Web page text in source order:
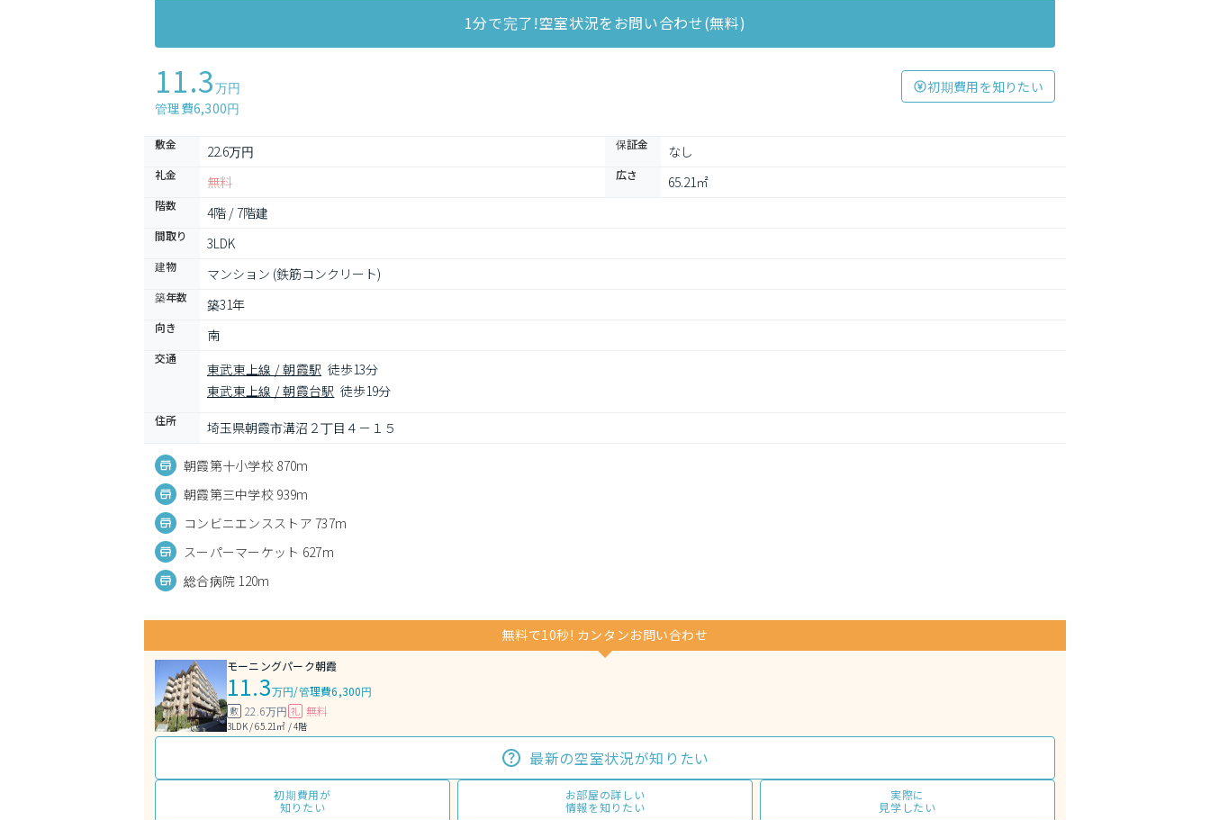
1分で完了!空室状況をお問い合わせ(無料)
11.3万円
管理費6,300円
初期費用を知りたい
敷金 22.6万円 保証金 なし
礼金 無料 広さ 65.21㎡
階数 4階 / 7階建
間取り 3LDK
建物 マンション (鉄筋コンクリート)
築年数 築31年
向き 南
交通
東武東上線 / 朝霞駅 徒歩13分
東武東上線 / 朝霞台駅 徒歩19分
住所 埼玉県朝霞市溝沼２丁目４－１５
朝霞第十小学校 870m
朝霞第三中学校 939m
コンビニエンスストア 737m
スーパーマーケット 627m
総合病院 120m
無料で10秒! カンタンお問い合わせ
モーニングパーク朝霞
11.3万円/管理費6,300円
敷 22.6万円 礼 無料
3LDK / 65.21㎡ / 4階
最新の空室状況が知りたい
初期費用が
知りたい
お部屋の詳しい
情報を知りたい
実際に
見学したい